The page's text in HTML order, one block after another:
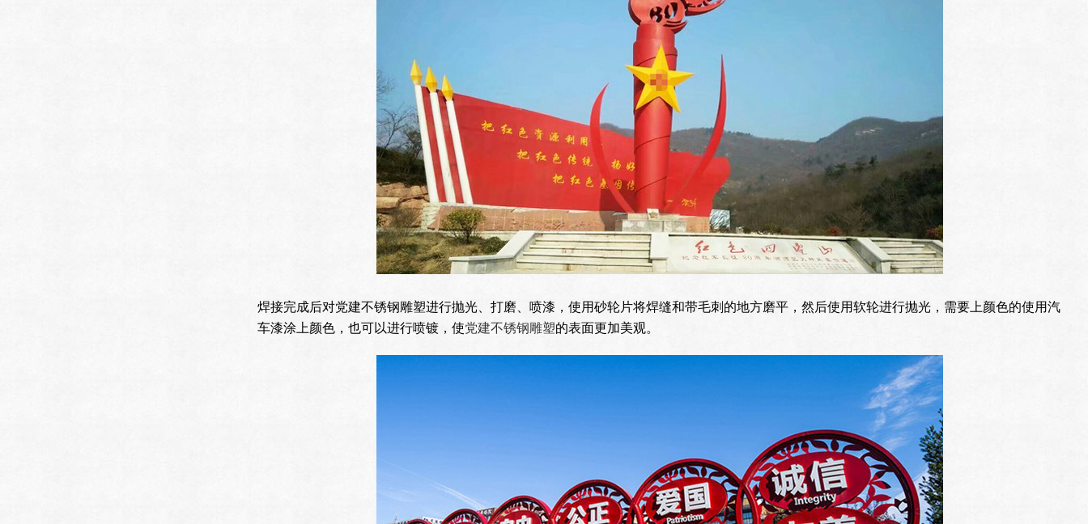
焊接完成后对党建不锈钢雕塑进行抛光、打磨、喷漆，使用砂轮片将焊缝和带毛刺的地方磨平，然后使用软轮进行抛光，需要上颜色的使用汽
车漆涂上颜色，也可以进行喷镀，使党建不锈钢雕塑的表面更加美观。